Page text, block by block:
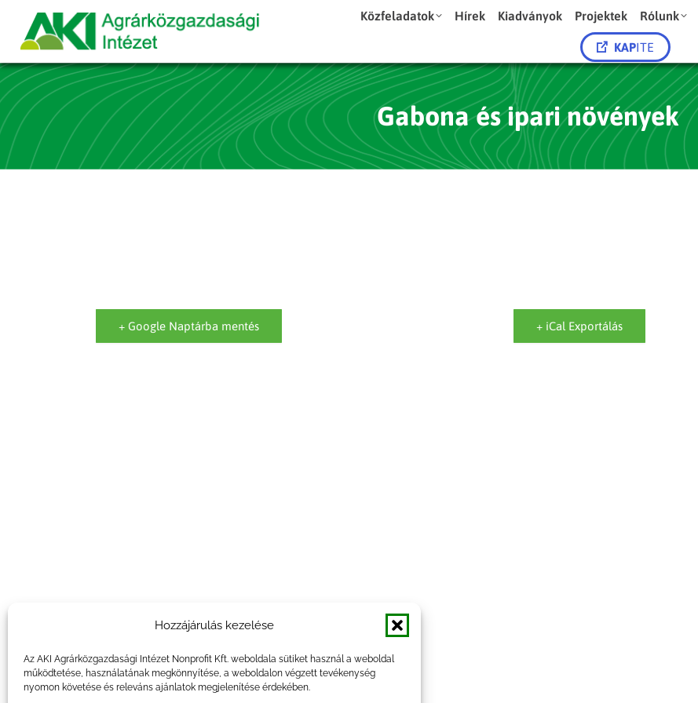
Hozzájárulás kezelése
Az AKI Agrárközgazdasági Intézet Nonprofit Kft. weboldala sütiket használ a weboldal
működtetése, használatának megkönnyítése, a weboldalon végzett tevékenység
nyomon követése és releváns ajánlatok megjelenítése érdekében.
Közfeladatok Hírek Kiadványok Projektek Rólunk
KAPITE
Gabona és ipari növények
+ Google Naptárba mentés + iCal Exportálás